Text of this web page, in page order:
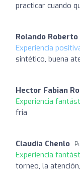
practicar cuando
Rolando Roberto
Experiencia
sintético, buena
Hector Fabian
Experiencia
fria
Claudia Chenlo
Experiencia
torneo, la